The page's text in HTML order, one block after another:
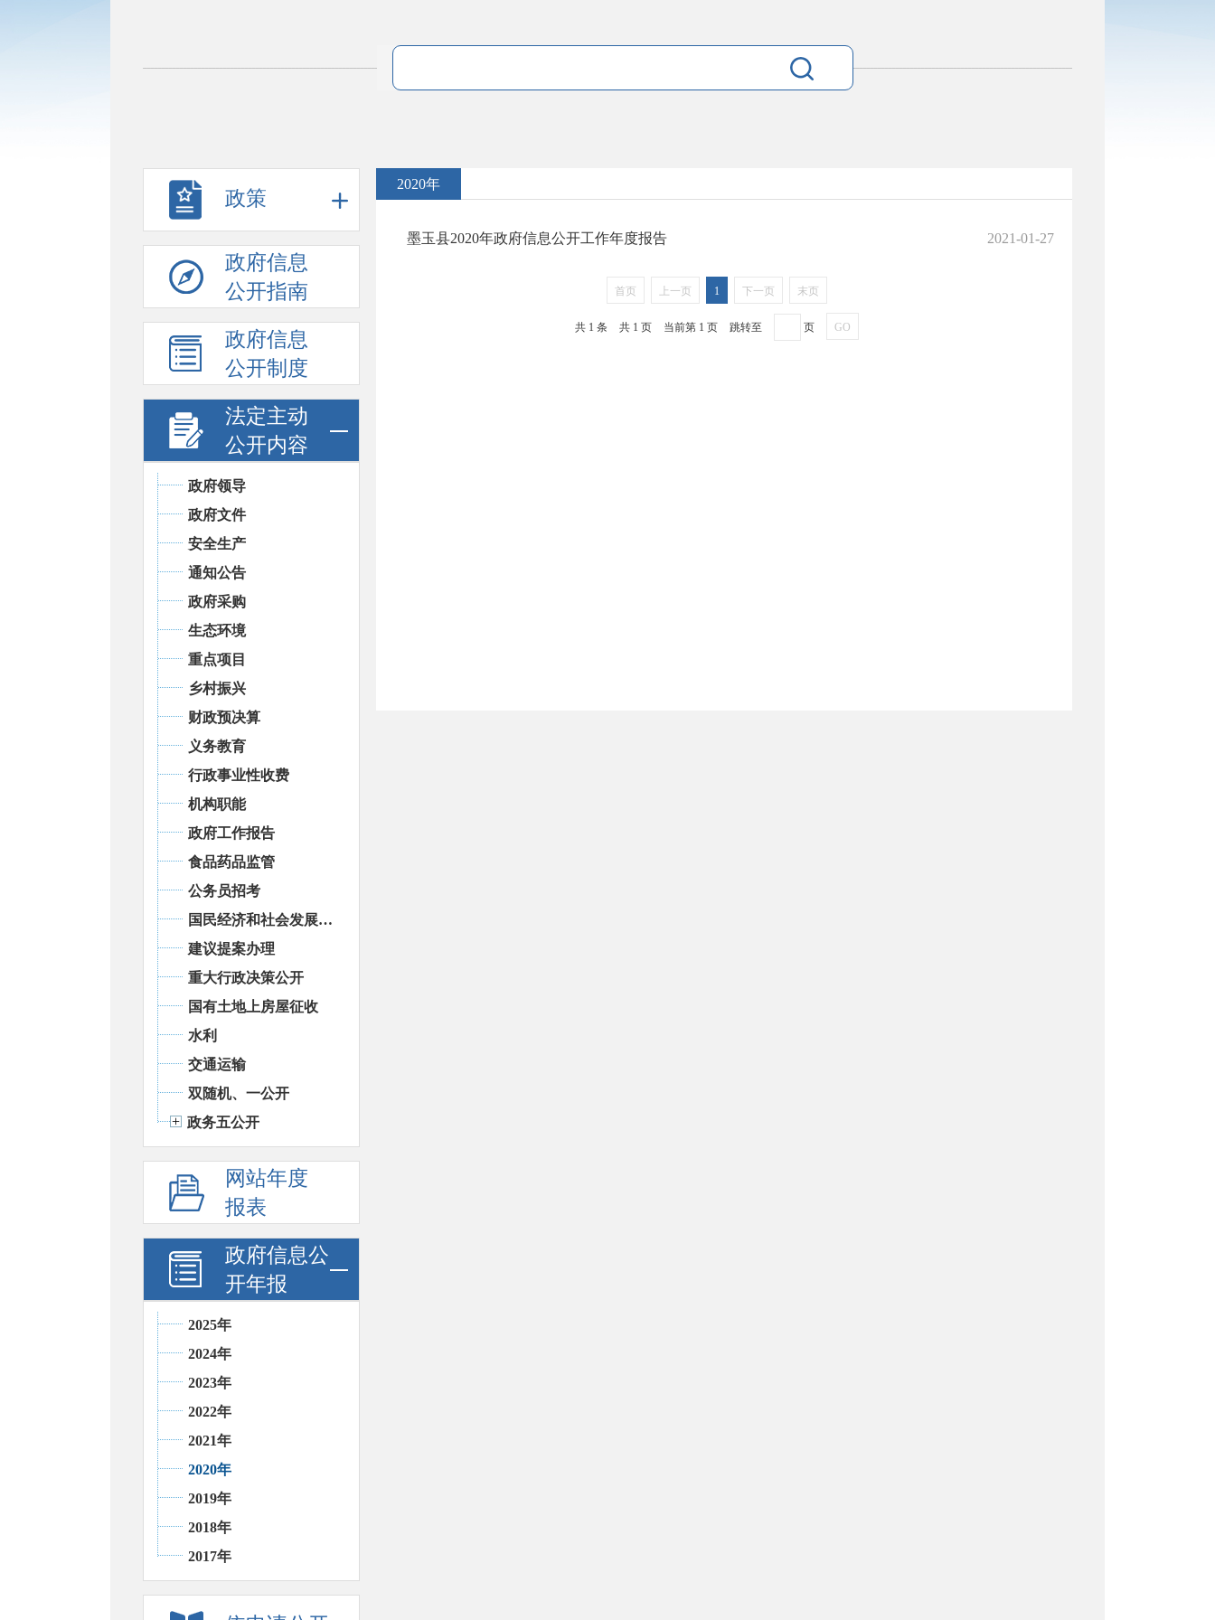
政策
政府信息
公开指南
政府信息
公开制度
法定主动
公开内容
政府领导
政府文件
安全生产
通知公告
政府采购
生态环境
重点项目
乡村振兴
财政预决算
义务教育
行政事业性收费
机构职能
政府工作报告
食品药品监管
公务员招考
国民经济和社会发展统计信息
建议提案办理
重大行政决策公开
国有土地上房屋征收
水利
交通运输
双随机、一公开
政务五公开
网站年度
报表
政府信息公
开年报
2025年
2024年
2023年
2022年
2021年
2020年
2019年
2018年
2017年
2020年
2021-01-27
墨玉县2020年政府信息公开工作年度报告
首页 上一页 1 下一页 末页
共 1 条 共 1 页 当前第 1 页 跳转至 页 GO